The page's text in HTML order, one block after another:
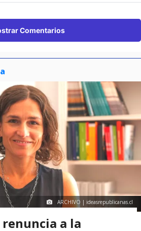
Comentarios
ARCHIVO | ideasrepublicanas.cl
renuncia a la